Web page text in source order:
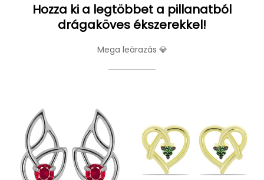
Hozza ki a legtöbbet a pillanatból
drágaköves ékszerekkel!
Mega leárazás 💎